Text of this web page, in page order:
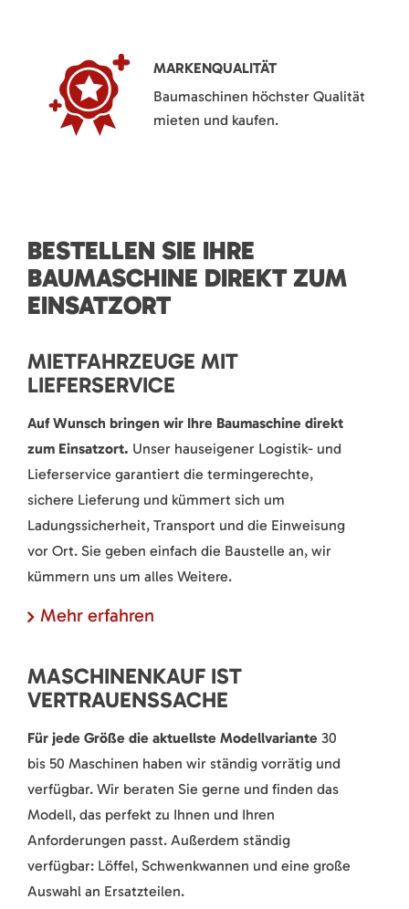
MARKENQUALITÄT
Baumaschinen höchster Qualität
mieten und kaufen.
BESTELLEN SIE IHRE
BAUMASCHINE DIREKT ZUM
EINSATZORT
MIETFAHRZEUGE MIT
LIEFERSERVICE
Auf Wunsch bringen wir Ihre Baumaschine direkt
zum Einsatzort. Unser hauseigener Logistik- und
Lieferservice garantiert die termingerechte,
sichere Lieferung und kümmert sich um
Ladungssicherheit, Transport und die Einweisung
vor Ort. Sie geben einfach die Baustelle an, wir
kümmern uns um alles Weitere.
Mehr erfahren
MASCHINENKAUF IST
VERTRAUENSSACHE
Für jede Größe die aktuellste Modellvariante 30
bis 50 Maschinen haben wir ständig vorrätig und
verfügbar. Wir beraten Sie gerne und finden das
Modell, das perfekt zu Ihnen und Ihren
Anforderungen passt. Außerdem ständig
verfügbar: Löffel, Schwenkwannen und eine große
Auswahl an Ersatzteilen.